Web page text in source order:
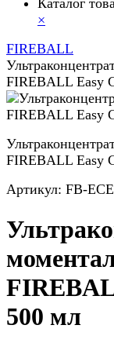
Каталог
×
FIREBALL
FIREBALL Easy
FIREBALL Easy
Артикул: FB-
500 мл